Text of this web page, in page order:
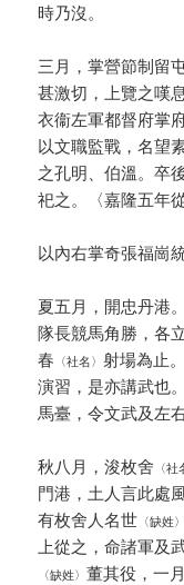
時乃沒。
三月，掌營節制留
甚激切，上覽之嘆
衣衞左軍都督府掌
以文職監戰，名望
之孔明、伯溫。卒
祀之。〈嘉隆五年
以內右掌奇張福崗
夏五月，開忠丹港
隊長競馬角勝，各
春 〈社名〉射場為止
演習，是亦講武也
馬臺，令文武及左
秋八月，浚枚舍 〈
門港，土人言此處
有枚舍人名世 〈缺姓
上從之，命諸軍及
〈缺姓〉董其役，一